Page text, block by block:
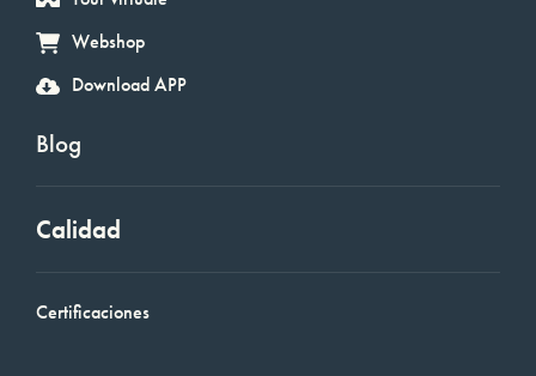
Webshop
Download APP
Blog
Calidad
Certificaciones